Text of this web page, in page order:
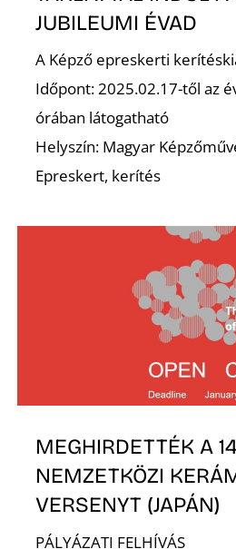
JUBILEUMI ÉVAD
A Képző epreskerti
Időpont: 2025.02.17-től az
órában látogatható
Helyszín: Magyar
Epreskert, kerítés
MEGHIRDETTÉK A
NEMZETKÖZI
VERSENYT (JAPÁN)
PÁLYÁZATI FELHÍVÁS